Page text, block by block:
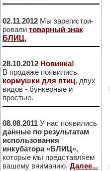
02.11.2012 Мы зарегистри-
ровали товарный знак
БЛИЦ.
28.10.2012 Новинка!
В продаже появились
кормушки для птиц, двух
видов - бункерные и
простые.
08.08.2011 У нас появились
данные по результатам
использования
инкубатора «БЛИЦ»,
которые мы представляем
вашему вниманию. Далее...